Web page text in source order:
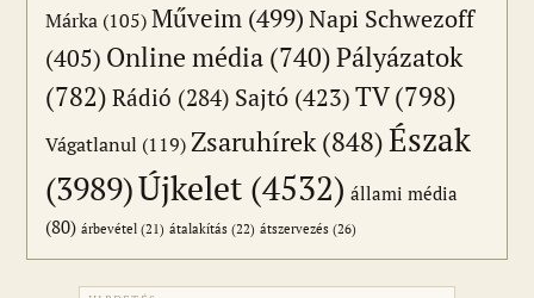
Márka (105) Műveim (499)Napi Schwezoff
(405) Online média (740)Pályázatok
(782) Rádió (284) Sajtó (423)TV(798)
Vágatlanul (119) Zsaruhírek (848)Észak
(3989)Újkelet (4532) állami média
(80) árbevétel (21) átalakítás (22) átszervezés (26)